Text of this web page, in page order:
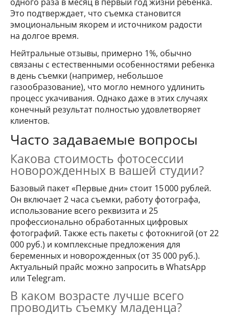
Это подтверждает, что съемка становится
эмоциональным якорем и источником радости
на долгое время.
Нейтральные отзывы, примерно 1%, обычно
связаны с естественными особенностями ребенка
в день съемки (например, небольшое
газообразование), что могло немного удлинить
процесс укачивания. Однако даже в этих случаях
конечный результат полностью удовлетворяет
клиентов.
Часто задаваемые вопросы
Какова стоимость фотосессии
новорожденных в вашей студии?
Базовый пакет «Первые дни» стоит 15 000 рублей.
Он включает 2 часа съемки, работу фотографа,
использование всего реквизита и 25
профессионально обработанных цифровых
фотографий. Также есть пакеты с фотокнигой (от 22
000 руб.) и комплексные предложения для
беременных и новорожденных (от 35 000 руб.).
Актуальный прайс можно запросить в WhatsApp
или Telegram.
В каком возрасте лучше всего
проводить съемку младенца?